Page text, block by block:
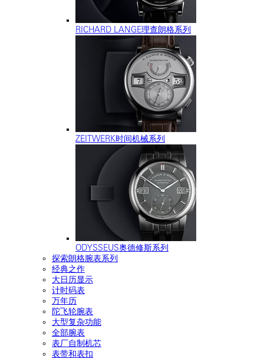
RICHARD LANGE理查朗格系列
ZEITWERK时间机械系列
ODYSSEUS奥德修斯系列
探索朗格腕表系列
经典之作
大日历显示
计时码表
万年历
陀飞轮腕表
大型复杂功能
全部腕表
表厂自制机芯
表带和表扣